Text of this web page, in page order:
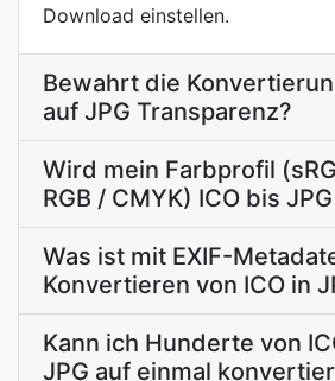
Download einstellen.
Bewahrt die
auf JPG Transparenz?
Wird mein Farbprofil
RGB / CMYK) ICO bis
Was ist mit EXIF-
Konvertieren von ICO in
Kann ich Hunderte von
JPG auf einmal